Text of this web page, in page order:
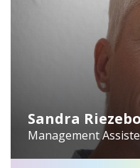
Sandra
Management